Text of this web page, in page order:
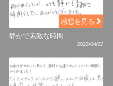
感想を見る
静かで素敵な時間
2023/04/07